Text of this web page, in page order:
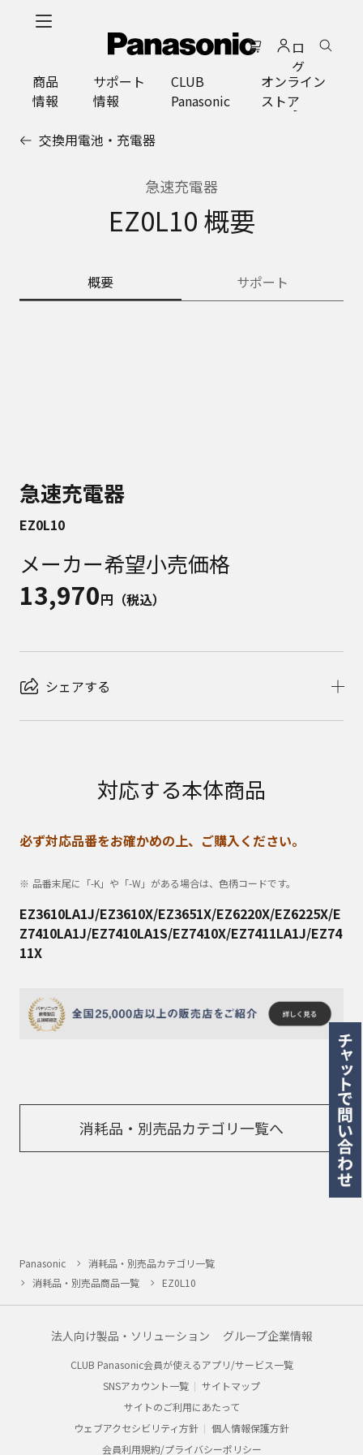
ロ
グ
イ
ン
商品
情報
サポート
情報
CLUB
Panasonic
オンライン
ストア
交換用電池・充電器
急速充電器
EZ0L10 概要
概要 サポート
急速充電器
EZ0L10
メーカー希望小売価格
13,970円（税込）
シェアする
対応する本体商品
必ず対応品番をお確かめの上、ご購入ください。
品番末尾に「-K」や「-W」がある場合は、色柄コードです。
EZ3610LA1J/EZ3610X/EZ3651X/EZ6220X/EZ6225X/E
Z7410LA1J/EZ7410LA1S/EZ7410X/EZ7411LA1J/EZ74
11X
消耗品・別売品カテゴリ一覧へ
Panasonic
消耗品・別売品カテゴリ一覧
消耗品・別売品商品一覧
EZ0L10
法人向け製品・ソリューション グループ企業情報
CLUB Panasonic会員が使えるアプリ/サービス一覧
SNSアカウント一覧
サイトマップ
サイトのご利用にあたって
ウェブアクセシビリティ方針
個人情報保護方針
会員利用規約/プライバシーポリシー